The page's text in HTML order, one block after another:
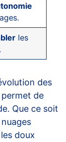
les
des
permet de
Que ce soit
doux